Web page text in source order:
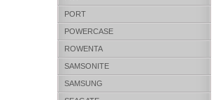
PORT
POWERCASE
ROWENTA
SAMSONITE
SAMSUNG